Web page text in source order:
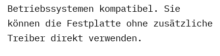
Betriebssystemen kompatibel. Sie
können die Festplatte ohne zusätzliche
Treiber direkt verwenden.